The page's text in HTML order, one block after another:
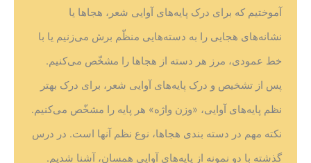
آموختیم که برای درک پایه‌های آوایی شعر، هجاها یا
نشانه‌های هجایی را به دسته‌هایی منظّم برش می‌زنیم یا با
خط عمودی، مرز هر دسته از هجاها را مشخّص می‌کنیم.
پس از تشخیص و درک پایه‌های آوایی شعر، برای درک بهتر
نظم پایه‌های آوایی، «وزن واژه» هر پایه را مشخّص می‌کنیم.
نکته مهم در دسته بندی هجاها، نوع نظم آنها است. در درس
گذشته با دو نمونه از پایه‌های آوایی همسان، آشنا شدیم.